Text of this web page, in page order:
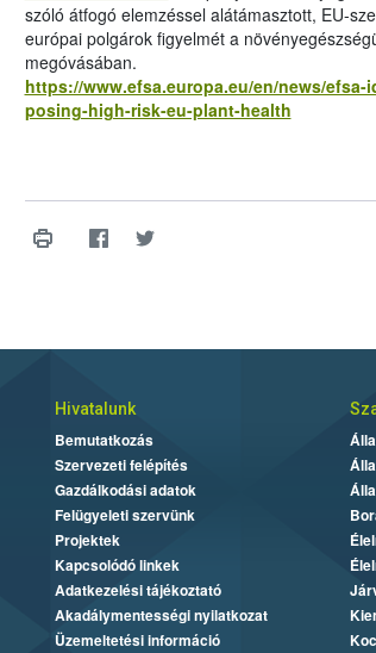
szóló átfogó elemzéssel alátámasztott, EU-
európai polgárok figyelmét a
megóvásában.
https://www.efsa.europa.eu/en/news/
posing-high-risk-eu-plant-health
Hivatalunk
Bemutatkozás
Szervezeti felépítés
Gazdálkodási adatok
Felügyeleti szervünk
Projektek
Kapcsolódó linkek
Adatkezelési tájékoztató
Akadálymentességi nyilatkozat
Üzemeltetési információ